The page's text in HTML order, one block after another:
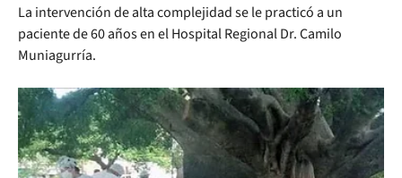
La intervención de alta complejidad se le practicó a un
paciente de 60 años en el Hospital Regional Dr. Camilo
Muniagurría.